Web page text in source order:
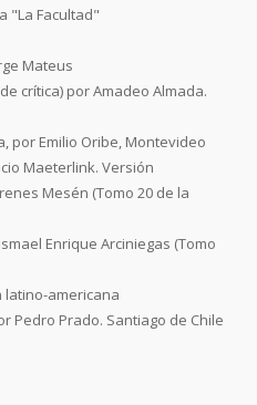
"La Facultad"
Mateus
crítica) por Amadeo Almada.
por Emilio Oribe, Montevideo
Maeterlink. Versión
Mesén (Tomo 20 de la
Enrique Arciniegas (Tomo
latino-americana
Pedro Prado. Santiago de Chile